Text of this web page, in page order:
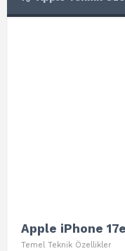
Apple iPhone
Temel Teknik